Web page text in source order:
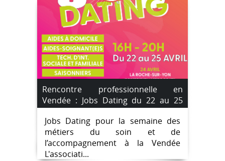
Rencontre professionnelle en
Vendée : Jobs Dating du 22 au 25
avril avec ADAMAD
Jobs Dating pour la semaine des
métiers du soin et de
l’accompagnement à la Vendée
L'associati...